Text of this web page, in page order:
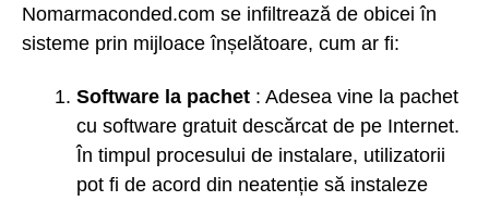
Nomarmaconded.com se infiltrează de obicei în
sisteme prin mijloace înșelătoare, cum ar fi:
Software la pachet : Adesea vine la pachet
cu software gratuit descărcat de pe Internet.
În timpul procesului de instalare, utilizatorii
pot fi de acord din neatenție să instaleze